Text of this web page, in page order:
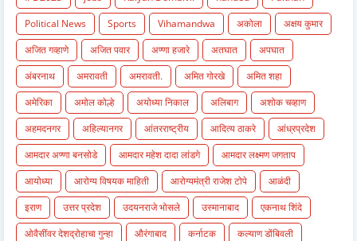
Political News
Sports Vihamandwa अकोला
अक्षय कुमार
अजित गव्हाणे
अजित पवार अण्णा हजारे अतघात
अपघात
अंबरनाथ
अमरावती अमरावती. अमित गोरखे
अमित शहा
अमेरिका
अमोल कोल्हे अयोध्या निकाल अलिबाग
अशोक चव्हाण
अहमदनगर
अहिल्यानगर आंतरराष्ट्रीय आदित्य ठाकरे
आंध्रप्रदेश
आमदार अण्णा बनसोडे
आमदार महेश दादा लांडगे
आमदार लक्ष्मण जगताप
आयोध्या
आरोग्य विषयक माहिती आरोग्यमंत्री राजेश टोपे
आळंदी
इराण
उत्तर प्रदेश उदयनराजे भोसले उस्मानाबाद
एकनाथ शिंदे
ओवैसींवर देशद्रोहाचा गुन्हा
औरंगाबाद कर्नाटक
कल्याण डोंबिवली